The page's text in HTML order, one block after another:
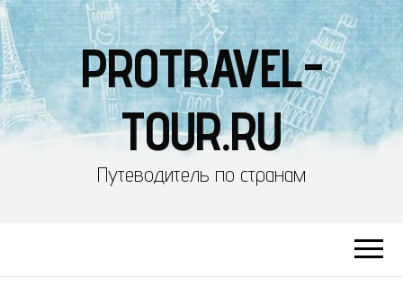
PROTRAVEL-
TOUR.RU
Путеводитель по странам